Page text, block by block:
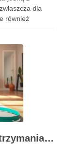
dla
również
tej
Rehabilitacja po operacji nietrzymania moczu – kluczowe informacje i ćwiczenia